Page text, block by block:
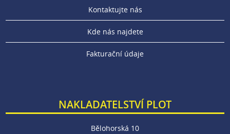
Kontaktujte nás
Kde nás najdete
Fakturační údaje
NAKLADATELSTVÍ PLOT
Bělohorská 10